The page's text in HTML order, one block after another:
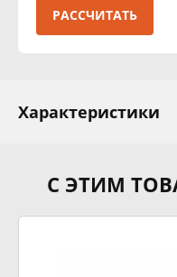
РАССЧИТАТЬ
Характеристики
С ЭТИМ